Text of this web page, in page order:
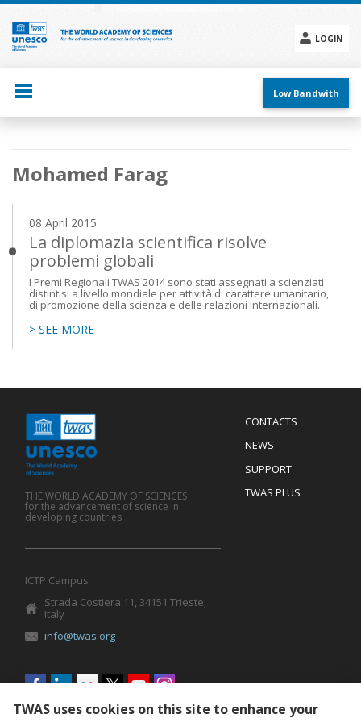
Skip
main
content
LOGIN
menu
Low Bandwith
Main
navigation
Mohamed Farag
08 April 2015
La diplomazia scientifica risolve
problemi globali
I Premi Regionali TWAS 2014 sono stati assegnati a scienziati
distintisi a livello mondiale per attività di carattere umanitario,
di promozione della scienza e delle relazioni internazionali.
> SEE MORE
Menu
Footer
CONTACTS
NEWS
SUPPORT
TWAS PLUS
THE WORLD ACADEMY OF SCIENCES
for the advancement of science in
developing countries
ICTP Campus
Strada Costiera 11, 34151 Trieste,
Italy
info@twas.org
Social
menu
TWAS uses cookies on this site to enhance your